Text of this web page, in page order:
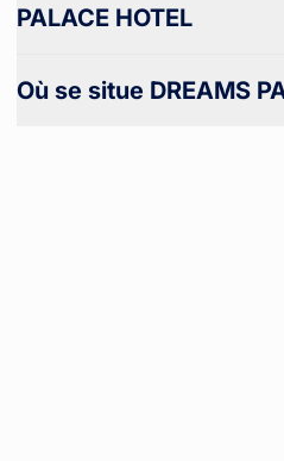
PALACE HOTEL
Où se situe DREAMS